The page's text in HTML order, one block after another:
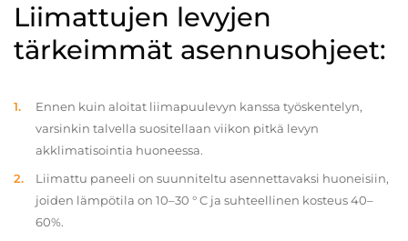
Liimattujen levyjen
tärkeimmät asennusohjeet:
Ennen kuin aloitat liimapuulevyn kanssa työskentelyn,
varsinkin talvella suositellaan viikon pitkä levyn
akklimatisointia huoneessa.
Liimattu paneeli on suunniteltu asennettavaksi huoneisiin,
joiden lämpötila on 10–30 ° C ja suhteellinen kosteus 40–
60%.